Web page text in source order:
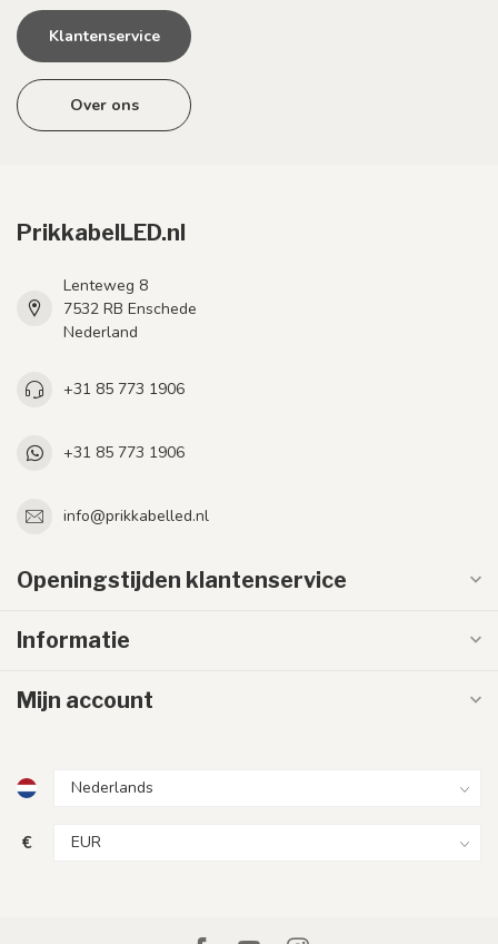
Klantenservice
Over ons
PrikkabelLED.nl
Lenteweg 8
7532 RB Enschede
Nederland
+31 85 773 1906
+31 85 773 1906
info@prikkabelled.nl
Openingstijden klantenservice
Informatie
Mijn account
€